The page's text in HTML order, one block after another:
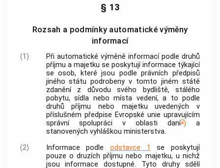
§ 13
Rozsah a podmínky automatické výměny
informací
(1) Při automatické výměně informacípodle druhů
příjmu a majetku se poskytují informace týkající
se osob, které jsou podle právních předpisů
jiného státu podrobeny v tomto jiném státě
zdanění z důvodu svého bydliště, stálého
pobytu, sídla nebo místa vedení, a to podle
druhů příjmu nebo majetku uvedených v
příslušném předpise Evropské unie upravujícím
správní spolupráci v oblasti daní2) a
stanovených vyhláškou ministerstva.
(2)
Informace podle odstavce 1
se poskytují
pouze o druzích příjmu nebo majetku, u nichž
jsouinformace dostupné. Tyto druhy sdělí